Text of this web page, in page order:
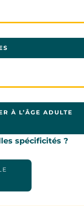
À L’ÂGE ADULTE
spécificités ?